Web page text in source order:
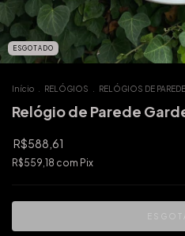
ESGOTADO
Início RELÓGIOS RELÓGIOS DE PAREDE
Relógio de Parede
R$588,61
R$559,18 com Pix